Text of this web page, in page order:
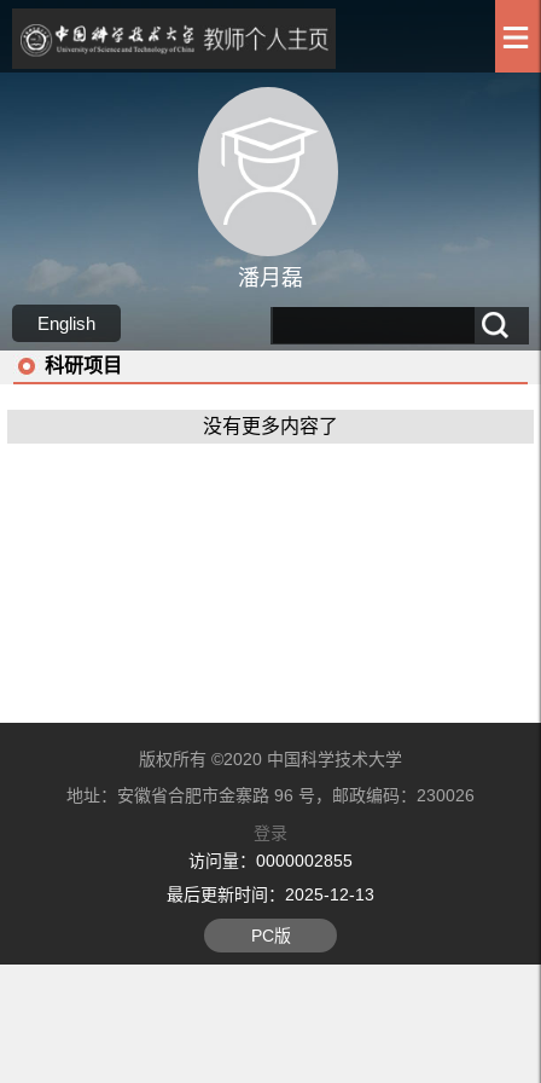
潘月磊
English
科研项目
没有更多内容了
版权所有 ©2020 中国科学技术大学
地址：安徽省合肥市金寨路 96 号，邮政编码：230026
登录
访问量： 0000002855
最后更新时间： 2025-12-13
PC版